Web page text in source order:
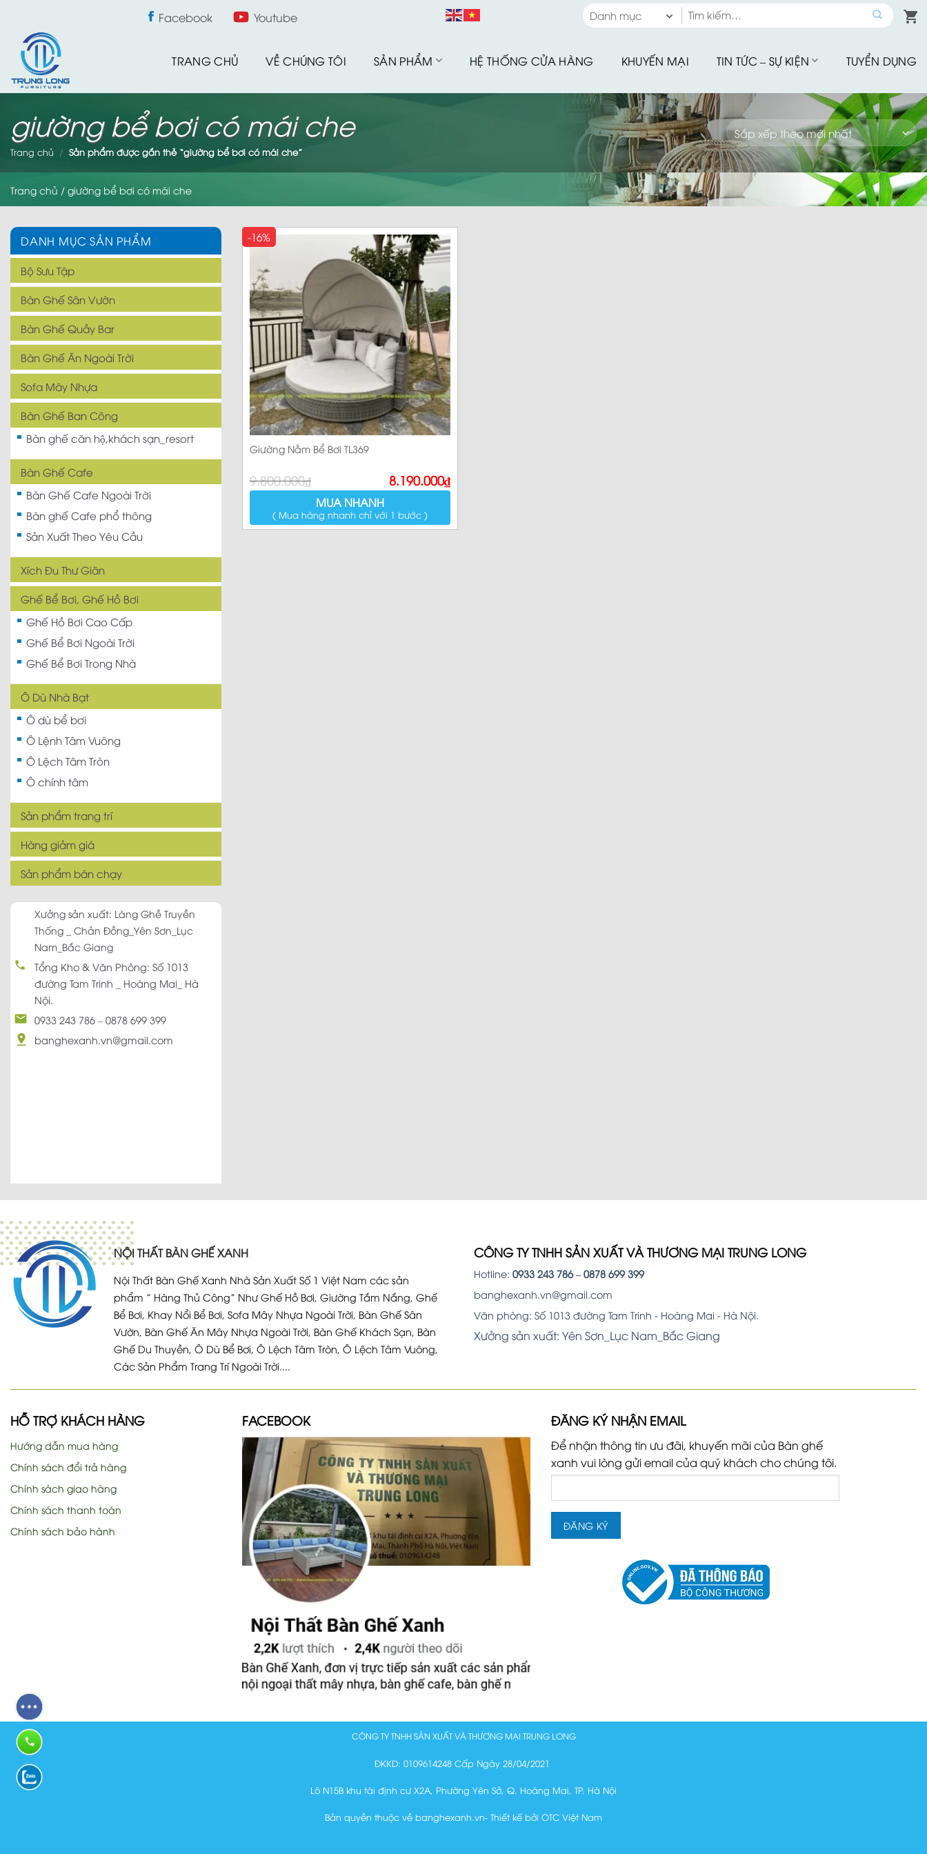
content
Facebook Youtube Danh mục
Bàn Ghế Quầy Bar
Bàn Ghế Sân Vườn
Bộ Sưu Tập
Bàn Ghế Ăn Ngoài Trời
Sofa Mây Nhựa
Bàn Ghế Ban Công
Bàn Ghế Cafe
Tìm
kiếm:
TRANG CHỦ VỀ CHÚNG TÔI SẢN PHẨM HỆ THỐNG CỬA HÀNG KHUYẾN MẠI TIN TỨC – SỰ KIỆN TUYỂN DỤNG
giường bể bơi có mái che
Trang chủ / Sản phẩm được gắn thẻ “giường bể bơi có mái che”
Trang chủ / giường bể bơi có mái che
DANH MỤC SẢN PHẨM
Bộ Sưu Tập
Bàn Ghế Sân Vườn
Bàn Ghế Quầy Bar
Bàn Ghế Ăn Ngoài Trời
Sofa Mây Nhựa
Bàn Ghế Ban Công
Bàn ghế căn hộ,khách sạn_resort
Bàn Ghế Cafe
Bàn Ghế Cafe Ngoài Trời
Bàn ghế Cafe phổ thông
Sản Xuất Theo Yêu Cầu
Xích Đu Thư Giãn
Ghế Bể Bơi, Ghế Hồ Bơi
Ghế Hồ Bơi Cao Cấp
Ghế Bể Bơi Ngoài Trời
Ghế Bể Bơi Trong Nhà
Ô Dù Nhà Bạt
Ô dù bể bơi
Ô Lệnh Tâm Vuông
Ô Lệch Tâm Tròn
Ô chính tâm
Sản phẩm trang trí
Hàng giảm giá
Sản phẩm bán chạy
Xưởng sản xuất: Làng Ghề Truyền
Thống _ Chản Đồng_Yên Sơn_Lục
Nam_Bắc Giang
Tổng Kho & Văn Phòng: Số 1013
đường Tam Trinh _ Hoàng Mai_ Hà
Nội.
0933 243 786 – 0878 699 399
banghexanh.vn@gmail.com
-16%
Giường Nằm Bể Bơi TL369
9.800.000₫
Giá
gốc
là:
8.190.000₫
Giá
hiện
tại
8.190.000₫.
MUA NHANH
( Mua hàng nhanh chỉ với 1 bước )
NỘI THẤT BÀN GHẾ XANH
Nội Thất Bàn Ghế Xanh Nhà Sản Xuất Số 1 Việt Nam các sản
phẩm ” Hàng Thủ Công” Như Ghế Hồ Bơi, Giường Tắm Nắng, Ghế
Bể Bơi, Khay Nổi Bể Bơi, Sofa Mây Nhựa Ngoài Trời, Bàn Ghế Sân
Vườn, Bàn Ghế Ăn Mây Nhựa Ngoài Trời, Bàn Ghế Khách Sạn, Bàn
Ghế Du Thuyền, Ô Dù Bể Bơi, Ô Lệch Tâm Tròn, Ô Lệch Tâm Vuông,
Các Sản Phẩm Trang Trí Ngoài Trời....
CÔNG TY TNHH SẢN XUẤT VÀ THƯƠNG MẠI TRUNG LONG
Hotline: 0933 243 786– 0878 699 399
banghexanh.vn@gmail.com
Văn phòng: Số 1013 đường Tam Trinh - Hoàng Mai - Hà Nội.
Xưởng sản xuất: Yên Sơn_Lục Nam_Bắc Giang
HỖ TRỢ KHÁCH HÀNG
Hướng dẫn mua hàng
Chính sách đổi trả hàng
Chính sách giao hàng
Chính sách thanh toán
Chính sách bảo hành
FACEBOOK ĐĂNG KÝ NHẬN EMAIL
Để nhận thông tin ưu đãi, khuyến mãi của Bàn ghế
xanh vui lòng gửi email của quý khách cho chúng tôi.
CÔNG TY TNHH SẢN XUẤT VÀ THƯƠNG MẠI TRUNG LONG
ĐKKD: 0109614248 Cấp Ngày 28/04/2021
Lô N15B khu tái định cư X2A, Phường Yên Sở, Q. Hoàng Mai, TP. Hà Nội
Bản quyền thuộc về banghexanh.vn- Thiết kế bởi OTC Việt Nam